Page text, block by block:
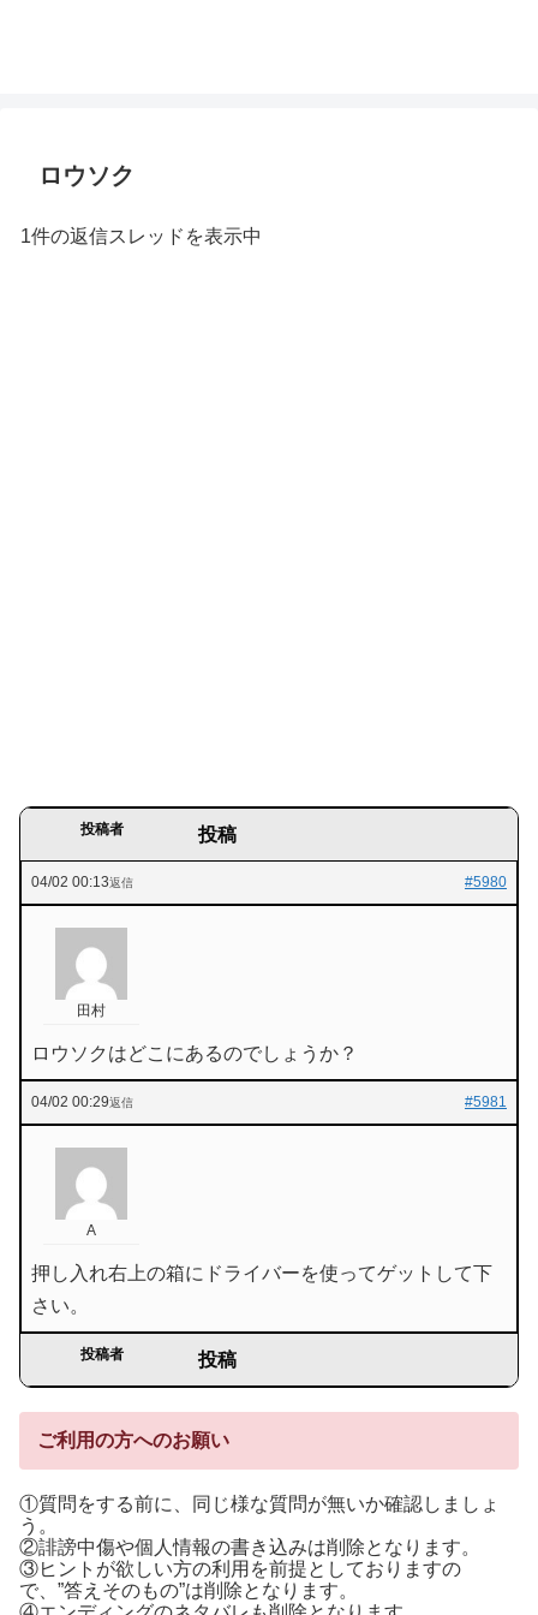
ロウソク
1件の返信スレッドを表示中
投稿者 投稿
04/02 00:13 #5980
返信
田村
ロウソクはどこにあるのでしょうか？
04/02 00:29 #5981
返信
A
押し入れ右上の箱にドライバーを使ってゲットして下
さい。
投稿者 投稿
ご利用の方へのお願い
①質問をする前に、同じ様な質問が無いか確認しましょ
う。
②誹謗中傷や個人情報の書き込みは削除となります。
③ヒントが欲しい方の利用を前提としておりますの
で、”答えそのもの”は削除となります。